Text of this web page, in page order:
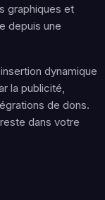
graphiques et
depuis une
dynamique
la publicité,
de dons.
dans votre